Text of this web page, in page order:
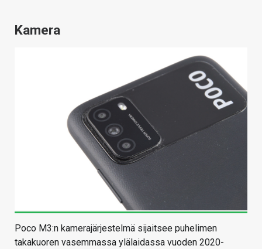
Kamera
Poco M3:n kamerajärjestelmä sijaitsee puhelimen
takakuoren vasemmassa ylälaidassa vuoden 2020-